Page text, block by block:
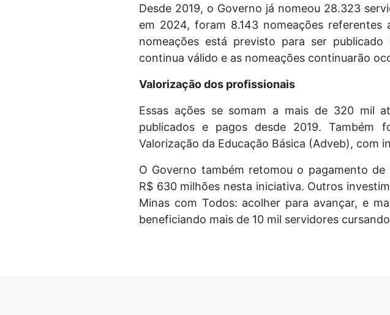
Desde 2019, o Governo já nomeou 28.323
em 2024, foram 8.143 nomeações
nomeações está previsto para ser
continua válido e as nomeações continuarão
Valorização dos profissionais
Essas ações se somam a mais de 320 mil
publicados e pagos desde 2019. Também
Valorização da Educação Básica (Adveb), com
O Governo também retomou o pagamento
R$ 630 milhões nesta iniciativa. Outros
Minas com Todos: acolher para avançar, e
beneficiando mais de 10 mil servidores